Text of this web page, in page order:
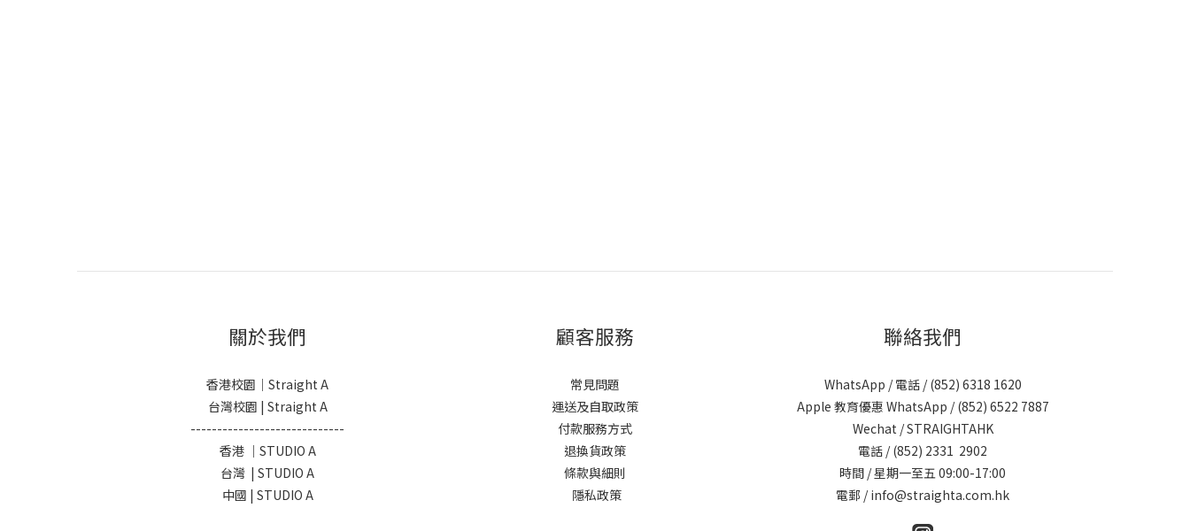
關於我們
香港校園｜Straight A
台灣校園 | Straight A
-----------------------------
香港 ｜STUDIO A
台灣 | STUDIO A
中國 | STUDIO A
顧客服務
常見問題
運送及自取政策
付款服務方式
退換貨政策
條款與細則
隱私政策
聯絡我們
WhatsApp / 電話 / (852) 6318 1620
Apple 教育優惠 WhatsApp / (852) 6522 7887
Wechat / STRAIGHTAHK
電話 / (852) 2331 2902
時間 / 星期一至五 09:00-17:00
電郵 /info@straighta.com.hk